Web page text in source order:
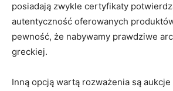
posiadają zwykle certyfikaty
autentyczność oferowanych
pewność,⁣ że nabywamy⁢ prawdziwe
greckiej.
Inną ⁢opcją ⁤wartą rozważenia ⁢są